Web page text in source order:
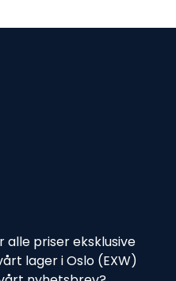
priser eksklusive
lager i Oslo (EXW)